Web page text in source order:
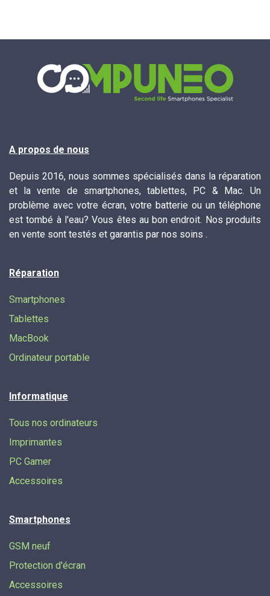
A propos de nous
Depuis 2016, nous sommes spécialisés dans la réparation
et la vente de smartphones, tablettes, PC & Mac. Un
problème avec votre écran, votre batterie ou un téléphone
est tombé à l'eau? Vous êtes au bon endroit. Nos produits
en vente sont testés et garantis par nos soins .
Réparation
Smartphones
Tablettes
MacBook
Ordinateur portable
Informatique
Tous nos ordinateurs
Imprimantes
PC Gamer
Accessoires
Smartphones
GSM neuf
Protection d'écran
Accessoires